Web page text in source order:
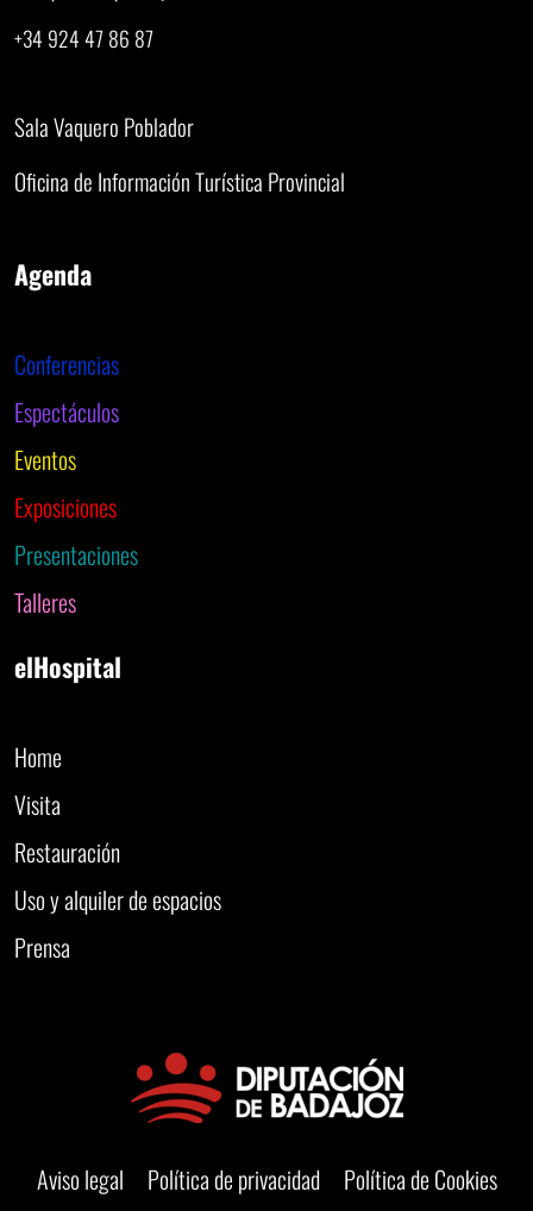
+34 924 47 86 87
Sala Vaquero Poblador
Oficina de Información Turística Provincial
Agenda
Conferencias
Espectáculos
Eventos
Exposiciones
Presentaciones
Talleres
elHospital
Home
Visita
Restauración
Uso y alquiler de espacios
Prensa
Aviso legal Política de privacidad Política de Cookies